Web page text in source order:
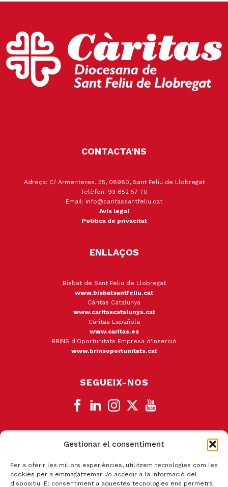
Gestionar el consentiment
Per a oferir les millors experiències, utilitzem tecnologies com les
cookies per a emmagatzemar i/o accedir a la informació del
dispositiu. El consentiment a aquestes tecnologies ens permetrà
CONTACTA'NS
Adreça: C/ Armenteres, 35, 08980, Sant Feliu de Llobregat
Telèfon: 93 652 57 70
Email: info@caritassantfeliu.cat
Avís legal
Política de privacitat
ENLLAÇOS
Bisbat de Sant Feliu de Llobregat
www.bisbatsantfeliu.cat
Càritas Catalunya
www.caritascatalunya.cat
Cáritas Española
www.caritas.es
BRINS d'Oportunitats Empresa d'Inserció
www.brinsoportunitats.cat
SEGUEIX-NOS
CANAL DE DENÚNCIA